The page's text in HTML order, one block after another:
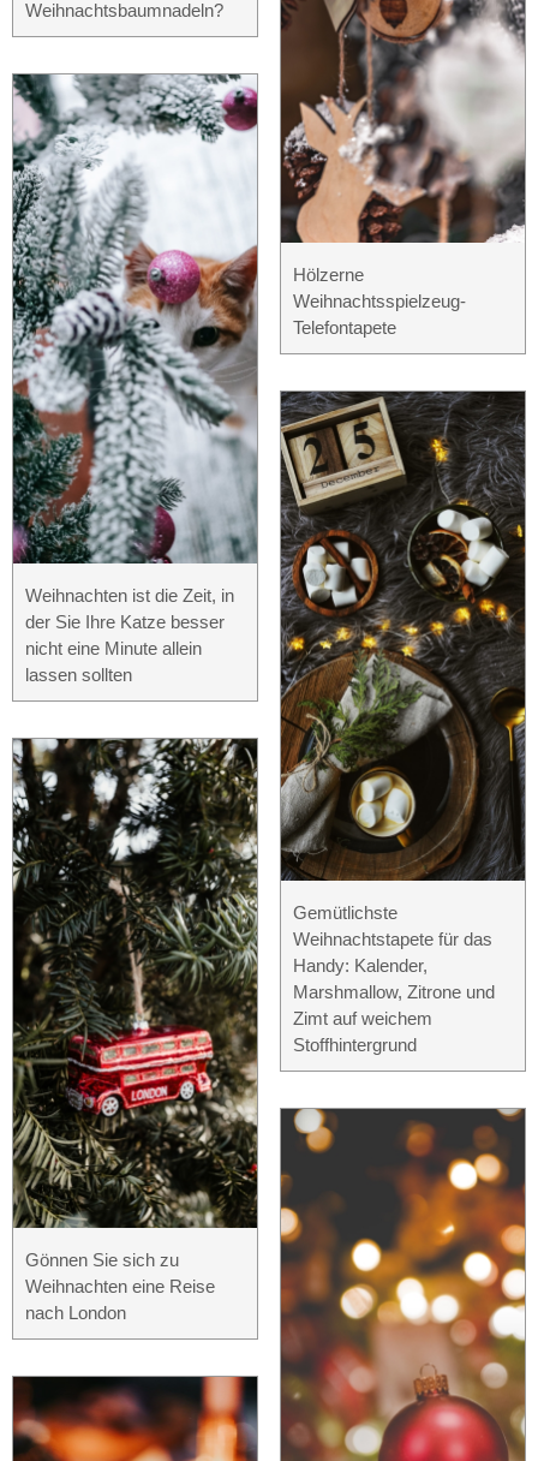
Weihnachtsbaumnadeln?
Weihnachten ist die Zeit, in
der Sie Ihre Katze besser
nicht eine Minute allein
lassen sollten
Gönnen Sie sich zu
Weihnachten eine Reise
nach London
Hölzerne
Weihnachtsspielzeug-
Telefontapete
Gemütlichste
Weihnachtstapete für das
Handy: Kalender,
Marshmallow, Zitrone und
Zimt auf weichem
Stoffhintergrund